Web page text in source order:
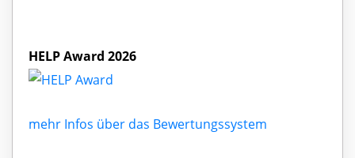
HELP Award 2026
mehr Infos über das Bewertungssystem